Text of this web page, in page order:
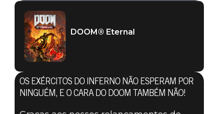
DOOM® Eternal
08 de abril de 2020
SUPORTE A
BLUETOOTH:
DOOM® Eternal
OS EXÉRCITOS DO INFERNO NÃO ESPERAM POR
NINGUÉM, E O CARA DO DOOM TAMBÉM NÃO!